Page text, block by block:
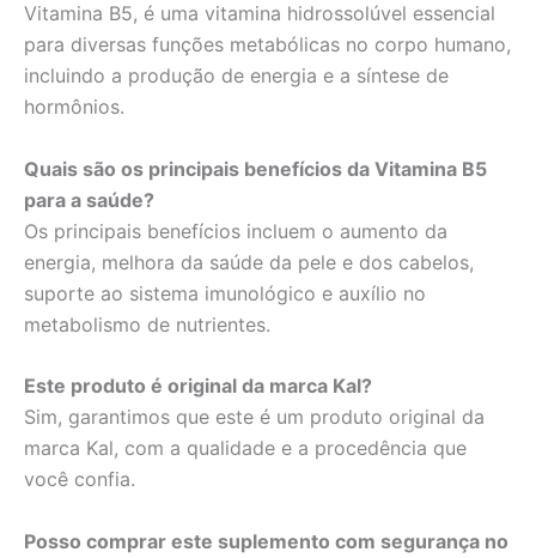
Vitamina B5, é uma vitamina hidrossolúvel essencial
para diversas funções metabólicas no corpo humano,
incluindo a produção de energia e a síntese de
hormônios.
Quais são os principais benefícios da Vitamina B5
para a saúde?
Os principais benefícios incluem o aumento da
energia, melhora da saúde da pele e dos cabelos,
suporte ao sistema imunológico e auxílio no
metabolismo de nutrientes.
Este produto é original da marca Kal?
Sim, garantimos que este é um produto original da
marca Kal, com a qualidade e a procedência que
você confia.
Posso comprar este suplemento com segurança no